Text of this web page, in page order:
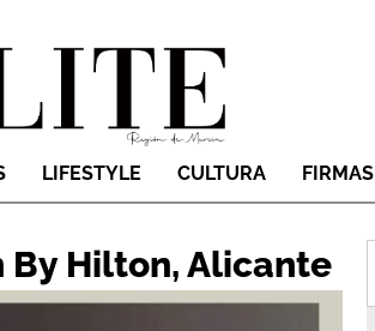
LIFESTYLE CULTURA FIRMAS
By Hilton, Alicante